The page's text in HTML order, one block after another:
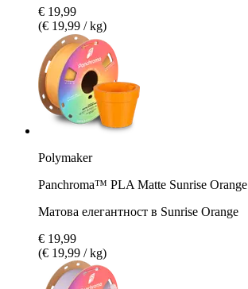
€ 19,99
(€ 19,99 / kg)
Polymaker
Panchroma™ PLA Matte Sunrise Orange
Матова елегантност в Sunrise Orange
€ 19,99
(€ 19,99 / kg)